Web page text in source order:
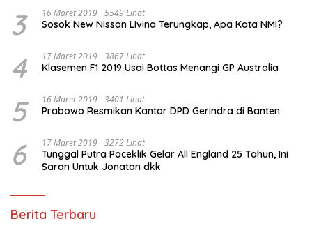
3 16 Maret 2019 5549 Lihat
Sosok New Nissan Livina Terungkap, Apa Kata NMI?
4 17 Maret 2019 3867 Lihat
Klasemen F1 2019 Usai Bottas Menangi GP Australia
5 16 Maret 2019 3401 Lihat
Prabowo Resmikan Kantor DPD Gerindra di Banten
6 17 Maret 2019 3272 Lihat
Tunggal Putra Paceklik Gelar All England 25 Tahun, Ini
Saran Untuk Jonatan dkk
Berita Terbaru